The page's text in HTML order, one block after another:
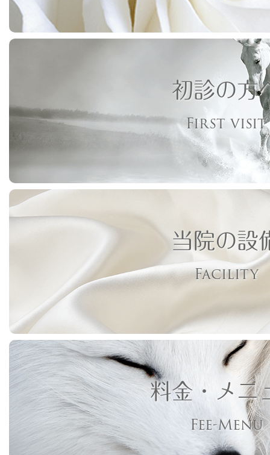
初診の方
First visit
当院の設
Facility
料金・メニ
Fee-Menu